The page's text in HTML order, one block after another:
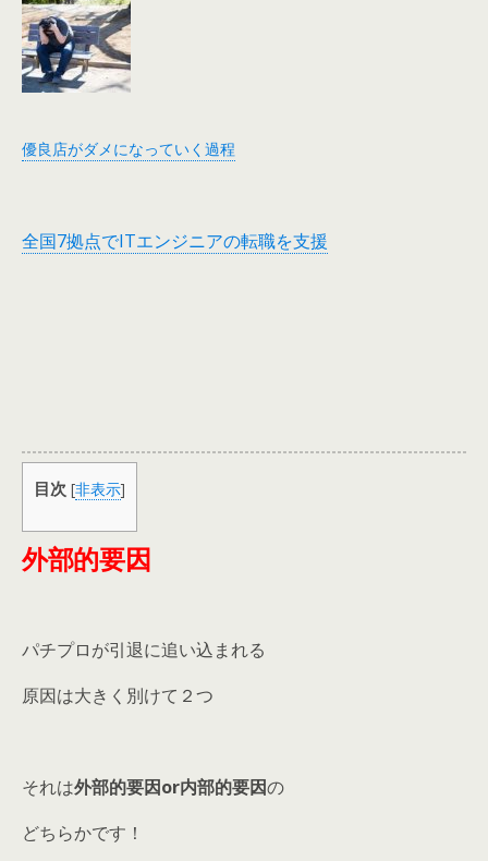
優良店がダメになっていく過程
全国7拠点でITエンジニアの転職を支援
目次 [非表示]
外部的要因
パチプロが引退に追い込まれる
原因は大きく別けて２つ
それは外部的要因or内部的要因の
どちらかです！